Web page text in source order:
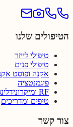
הטיפולים שלנו
טיפולי לייזר
טיפולי פנים
אקנה ופוסט
פיגמנטציה
RF ומיקרונידלינג
טיפים ומדריכים
צור קשר